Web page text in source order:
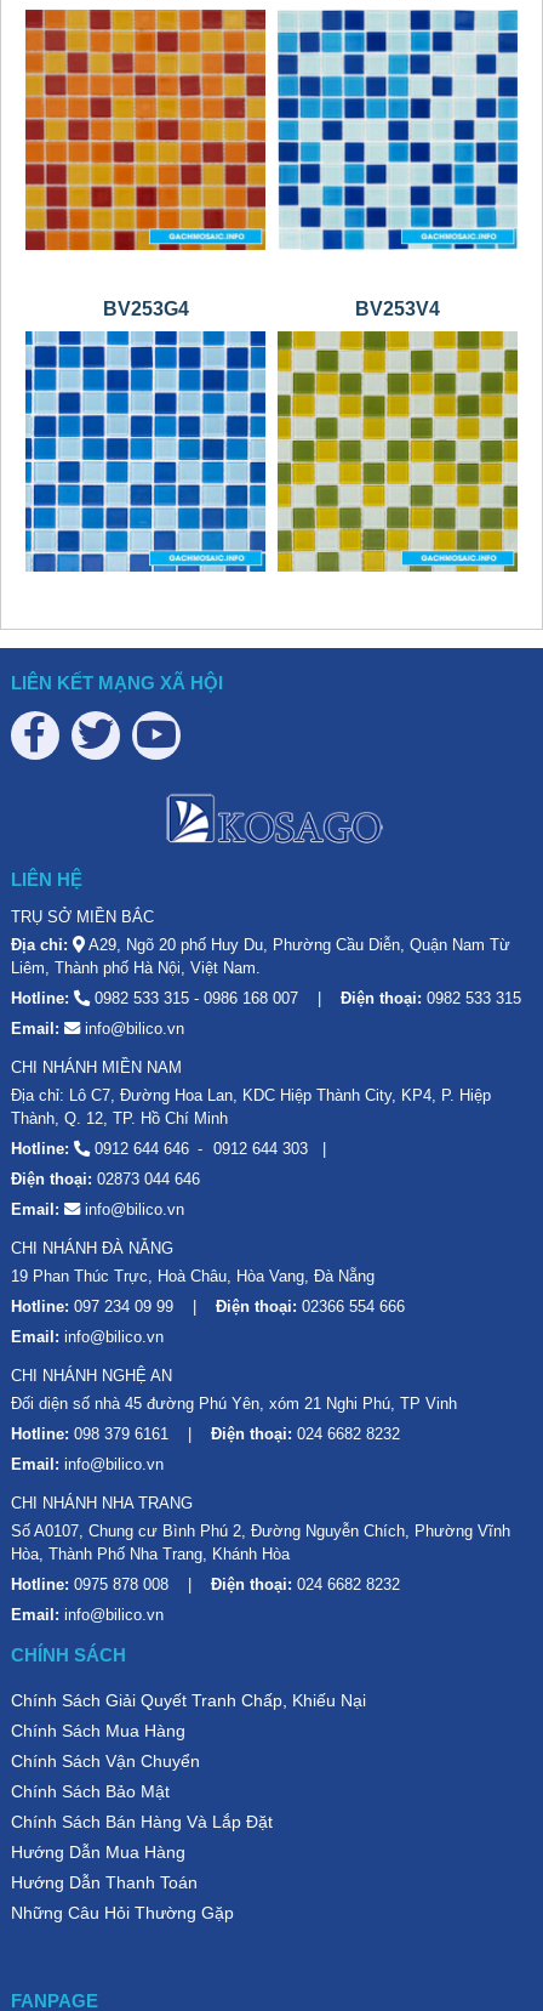
BV253G4 BV253V4
LIÊN KẾT MẠNG XÃ HỘI
LIÊN HỆ
TRỤ SỞ MIỀN BẮC
Địa chỉ:
A29, Ngõ 20 phố Huy Du, Phường Cầu Diễn, Quận Nam Từ
Liêm, Thành phố Hà Nội, Việt Nam.
Hotline:
0982 533 315 - 0986 168 007 Điện thoại: 0982 533 315
Email:
info@bilico.vn
CHI NHÁNH MIỀN NAM
Địa chỉ: Lô C7, Đường Hoa Lan, KDC Hiệp Thành City, KP4, P. Hiệp
Thành, Q. 12, TP. Hồ Chí Minh
Hotline:
0912 644 646
0912 644 303
Điện thoại: 02873 044 646
Email:
info@bilico.vn
CHI NHÁNH ĐÀ NẴNG
19 Phan Thúc Trực, Hoà Châu, Hòa Vang, Đà Nẵng
Hotline: 097 234 09 99 Điện thoại: 02366 554 666
Email: info@bilico.vn
CHI NHÁNH NGHỆ AN
Đối diện số nhà 45 đường Phú Yên, xóm 21 Nghi Phú, TP Vinh
Hotline: 098 379 6161 Điện thoại: 024 6682 8232
Email: info@bilico.vn
CHI NHÁNH NHA TRANG
Số A0107, Chung cư Bình Phú 2, Đường Nguyễn Chích, Phường Vĩnh
Hòa, Thành Phố Nha Trang, Khánh Hòa
Hotline: 0975 878 008 Điện thoại: 024 6682 8232
Email: info@bilico.vn
CHÍNH SÁCH
Chính Sách Giải Quyết Tranh Chấp, Khiếu Nại
Chính Sách Mua Hàng
Chính Sách Vận Chuyển
Chính Sách Bảo Mật
Chính Sách Bán Hàng Và Lắp Đặt
Hướng Dẫn Mua Hàng
Hướng Dẫn Thanh Toán
Những Câu Hỏi Thường Gặp
FANPAGE